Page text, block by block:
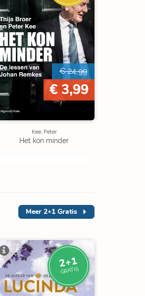
€ 24,99
€ 3,99
Kee, Peter
Het kon minder
Meer 2+1 Gratis
2+1
GRATIS